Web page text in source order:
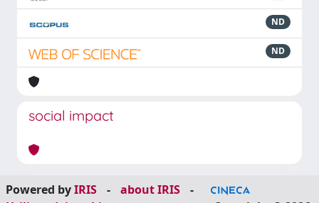
ND
ND
social impact
Powered byIRIS - about IRIS
-